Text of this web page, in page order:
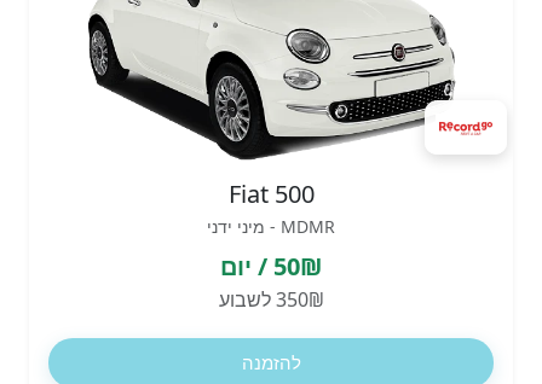
Fiat 500
MDMR - מיני ידני
50₪ / יום
350₪ לשבוע
להזמנה